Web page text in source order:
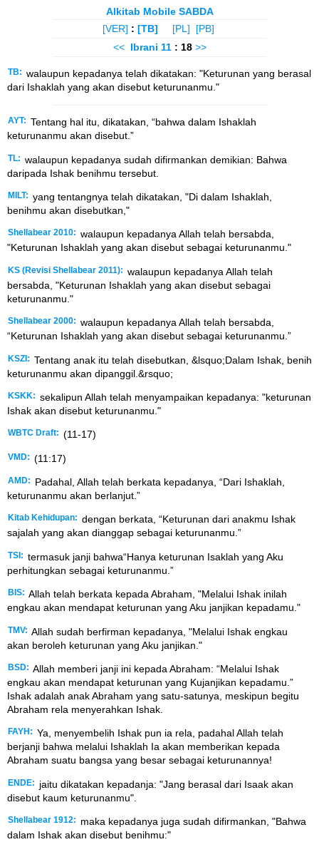
Alkitab Mobile SABDA
[VER] : [TB] [PL]
[PB]
<< Ibrani 11 : 18 >>
TB: walaupun kepadanya telah dikatakan: "Keturunan yang berasal
dari Ishaklah yang akan disebut keturunanmu."
AYT: Tentang hal itu, dikatakan, “bahwa dalam Ishaklah
keturunanmu akan disebut.”
TL: walaupun kepadanya sudah difirmankan demikian: Bahwa
daripada Ishak benihmu tersebut.
MILT: yang tentangnya telah dikatakan, "Di dalam Ishaklah,
benihmu akan disebutkan,"
Shellabear 2010: walaupun kepadanya Allah telah bersabda,
"Keturunan Ishaklah yang akan disebut sebagai keturunanmu."
KS (Revisi Shellabear 2011): walaupun kepadanya Allah telah
bersabda, "Keturunan Ishaklah yang akan disebut sebagai
keturunanmu."
Shellabear 2000: walaupun kepadanya Allah telah bersabda,
“Keturunan Ishaklah yang akan disebut sebagai keturunanmu.”
KSZI: Tentang anak itu telah disebutkan, &lsquo;Dalam Ishak, benih
keturunanmu akan dipanggil.&rsquo;
KSKK: sekalipun Allah telah menyampaikan kepadanya: "keturunan
Ishak akan disebut keturunanmu."
WBTC Draft: (11-17)
VMD: (11:17)
AMD:
Padahal, Allah telah berkata kepadanya, “Dari Ishaklah,
keturunanmu akan berlanjut.”
Kitab Kehidupan: dengan berkata, “Keturunan dari anakmu Ishak
sajalah yang akan dianggap sebagai keturunanmu.”
TSI: termasuk janji bahwa“Hanya keturunan Isaklah yang Aku
perhitungkan sebagai keturunanmu.”
BIS: Allah telah berkata kepada Abraham, "Melalui Ishak inilah
engkau akan mendapat keturunan yang Aku janjikan kepadamu."
TMV: Allah sudah berfirman kepadanya, "Melalui Ishak engkau
akan beroleh keturunan yang Aku janjikan."
BSD: Allah memberi janji ini kepada Abraham: “Melalui Ishak
engkau akan mendapat keturunan yang Kujanjikan kepadamu.”
Ishak adalah anak Abraham yang satu-satunya, meskipun begitu
Abraham rela menyerahkan Ishak.
FAYH: Ya, menyembelih Ishak pun ia rela, padahal Allah telah
berjanji bahwa melalui Ishaklah Ia akan memberikan kepada
Abraham suatu bangsa yang besar sebagai keturunannya!
ENDE:
jaitu dikatakan kepadanja: "Jang berasal dari Isaak akan
disebut kaum keturunanmu".
Shellabear 1912:
maka kepadanya juga sudah difirmankan, "Bahwa
dalam Ishak akan disebut benihmu:"